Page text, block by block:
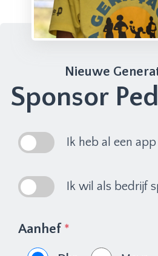
Nieuwe
Sponsor
Ik heb al een
Ik wil als bedrijf
Aanhef *